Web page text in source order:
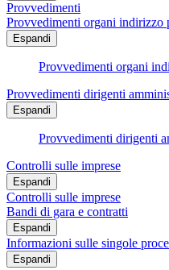
Provvedimenti
Provvedimenti organi indirizzo
Espandi
Provvedimenti organi
Provvedimenti dirigenti
Espandi
Provvedimenti dirigenti
Controlli sulle imprese
Espandi
Controlli sulle imprese
Bandi di gara e contratti
Espandi
Informazioni sulle singole
Espandi